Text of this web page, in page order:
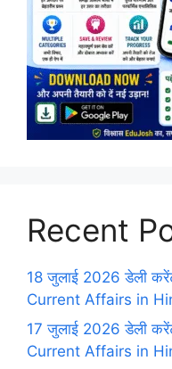
Recent
18 जुलाई 2026 डेली
Current Affairs in
17 जुलाई 2026 डेली
Current Affairs in